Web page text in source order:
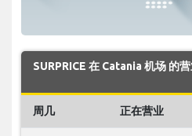
SURPRICE 在 Catania 机场 的
周几 正在营业